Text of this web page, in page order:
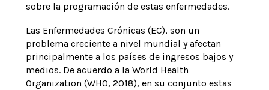
sobre la programación de estas enfermedades.
Las Enfermedades Crónicas (EC), son un
problema creciente a nivel mundial y afectan
principalmente a los países de ingresos bajos y
medios. De acuerdo a la World Health
Organization (WHO, 2018), en su conjunto estas